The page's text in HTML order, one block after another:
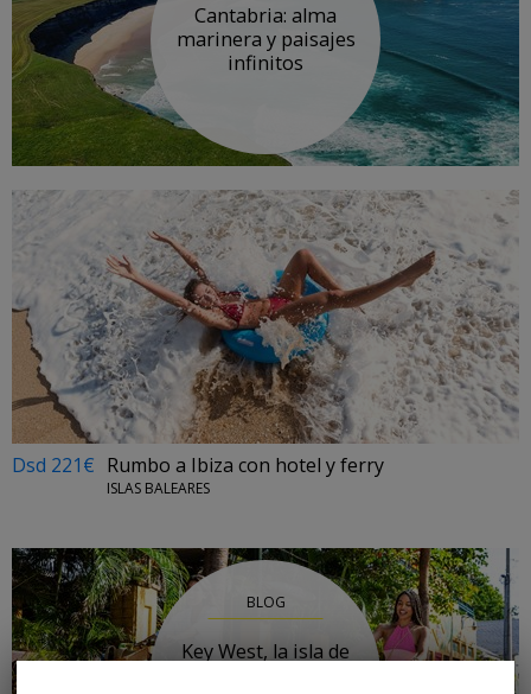
Cantabria: alma
marinera y paisajes
infinitos
Dsd 221€ Rumbo a Ibiza con hotel y ferry
ISLAS BALEARES
BLOG
Key West, la isla de